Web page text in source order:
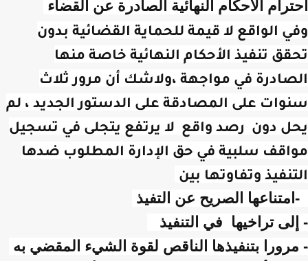
احترام الأحكام النهائية الصادرة عن القضاء
وفي الواقع لا قيمة للحماية القضائية بدون
تحقق تنفيذ الأحكام النهائية خاصة منها
الصادرة في مواجهة ،ولاشك أن مرور ثلاث
سنوات على المصادقة على الدستور الجديد ، لم
يحل دون رصد واقع لا يرتفع يتجلى في تسجيل
مواقف سلبية في حق الإدارة المطلوب ضدها
التنفيذ وتفاوتها بين
-امتناعها الصريح عن التفيذ
- إلى تراخيها في التنفيذ
- مرورا بتنفيذها الناقص لقوة الشيء المقضي به